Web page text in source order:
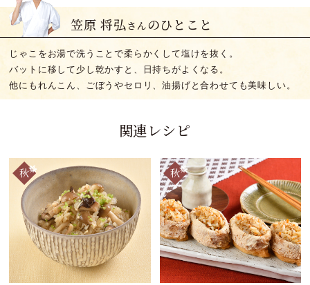
笠原 将弘さんのひとこと
じゃこをお湯で洗うことで柔らかくして塩けを抜く。
バットに移して少し乾かすと、日持ちがよくなる。
他にもれんこん、ごぼうやセロリ、油揚げと合わせても美味しい。
関連レシピ